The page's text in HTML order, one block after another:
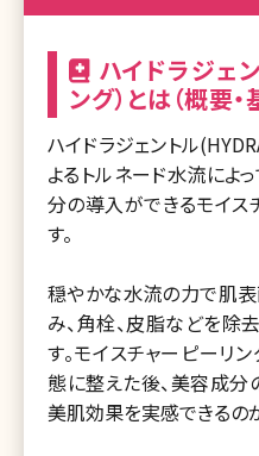
ハイドラジェ
ング）とは（概要・
ハイドラジェントル
よるトルネード水流によ
分の導入ができるモイス
す。
穏やかな水流の力で肌
み、角栓、皮脂などを除
す。モイスチャーピーリ
態に整えた後、美容成分
美肌効果を実感できるのが